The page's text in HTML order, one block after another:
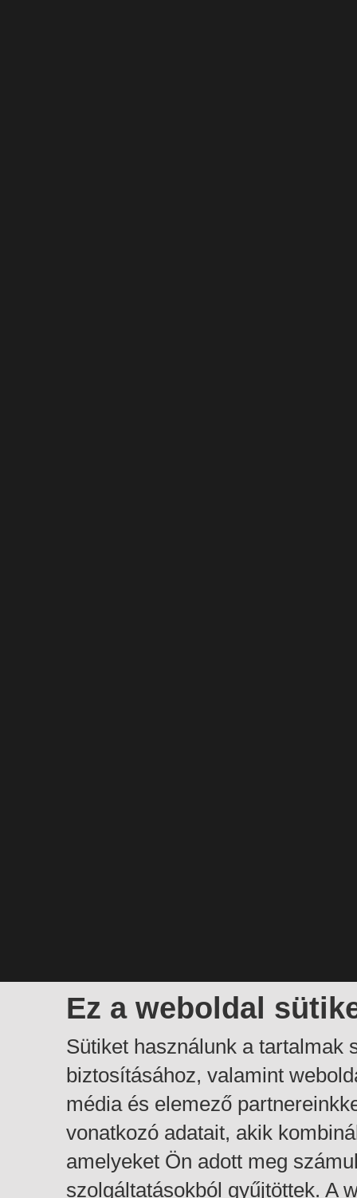
Ez a weboldal
Sütiket használunk a tartalmak
biztosításához, valamint
média és elemező
vonatkozó adatait, akik
amelyeket Ön adott meg
szolgáltatásokból gyűjtöttek. A